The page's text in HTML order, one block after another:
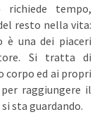
tempo,
resto nella vita:
una dei piaceri
Si tratta di
corpo ed ai propri
raggiungere il
sta guardando.